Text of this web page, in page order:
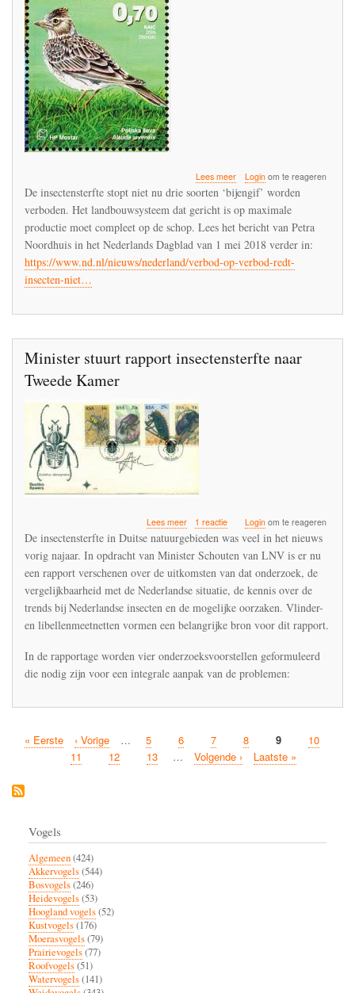
Lees meerover
Insectensterfte
stopt
niet
het
moet
Loginom te reageren
De insectensterfte stopt niet nu drie soorten ‘bijengif’ worden
verboden. Het landbouwsysteem dat gericht is op maximale
productie moet compleet op de schop. Lees het bericht van Petra
Noordhuis in het Nederlands Dagblad van 1 mei 2018 verder in:
https://www.nd.nl/nieuws/nederland/verbod-op-verbod-redt-
insecten-niet…
Minister stuurt rapport insectensterfte naar
Tweede Kamer
Lees meerover
Minister
rapport
insectensterfte
naar
Kamer
1 reactie Loginom te reageren
De insectensterfte in Duitse natuurgebieden was veel in het nieuws
vorig najaar. In opdracht van Minister Schouten van LNV is er nu
een rapport verschenen over de uitkomsten van dat onderzoek, de
vergelijkbaarheid met de Nederlandse situatie, de kennis over de
trends bij Nederlandse insecten en de mogelijke oorzaken. Vlinder-
en libellenmeetnetten vormen een belangrijke bron voor dit rapport.
In de rapportage worden vier onderzoeksvoorstellen geformuleerd
die nodig zijn voor een integrale aanpak van de problemen:
Paginatie
Eerste
« Eerste
Vorige
pagina
‹ Vorige … Pagina
5 Pagina
6 Pagina
7 Pagina
8
Huidige
pagina
9 Pagina
10
Pagina
11 Pagina
12 Pagina
13 …
Volgende
Volgende ›
Laatste
Laatste »
Vogels
Algemeen(424)
Akkervogels(544)
Bosvogels(246)
Heidevogels(53)
Hoogland vogels(52)
Kustvogels(176)
Moerasvogels(79)
Prairievogels(77)
Roofvogels(51)
Watervogels(141)